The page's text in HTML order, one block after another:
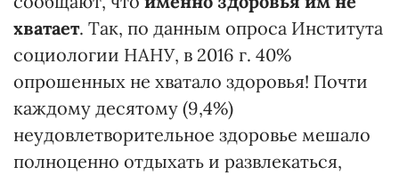
хватает. Так, по данным опроса Института
социологии НАНУ, в 2016 г. 40%
опрошенных не хватало здоровья! Почти
каждому десятому (9,4%)
неудовлетворительное здоровье мешало
полноценно отдыхать и развлекаться,